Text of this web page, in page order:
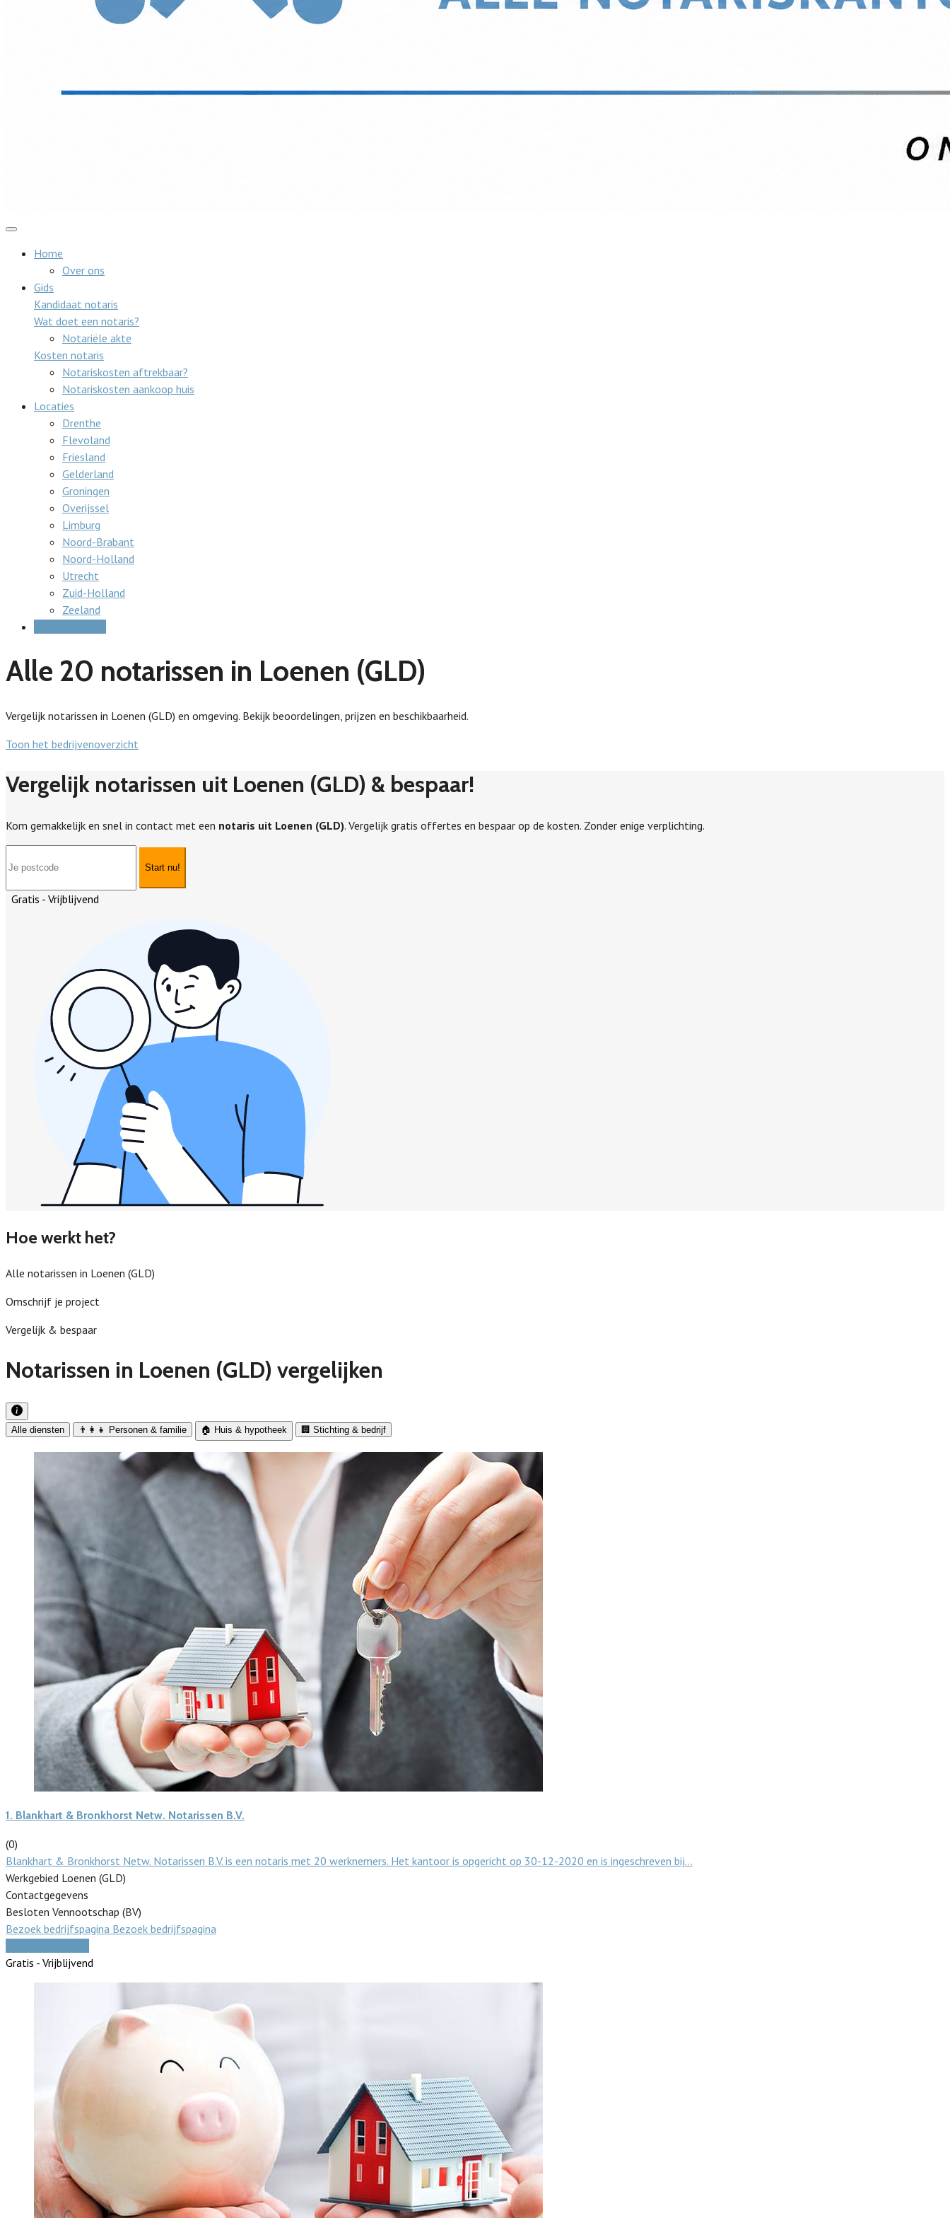
Home
Over ons
Gids
Kandidaat notaris
Wat doet een notaris?
Notariële akte
Kosten notaris
Notariskosten aftrekbaar?
Notariskosten aankoop huis
Locaties
Drenthe
Flevoland
Friesland
Gelderland
Groningen
Overijssel
Limburg
Noord-Brabant
Noord-Holland
Utrecht
Zuid-Holland
Zeeland
Alle 20 notarissen in Loenen (GLD)
Vergelijk notarissen in Loenen (GLD) en omgeving. Bekijk beoordelingen, prijzen en beschikbaarheid.
Toon het bedrijvenoverzicht
Vergelijk notarissen uit Loenen (GLD) & bespaar!
Kom gemakkelijk en snel in contact met een notaris uit Loenen (GLD). Vergelijk gratis offertes en bespaar op de kosten. Zonder enige verplichting.
Start nu!
Gratis - Vrijblijvend
Hoe werkt het?
Alle notarissen in Loenen (GLD)
Omschrijf je project
Vergelijk & bespaar
Notarissen in Loenen (GLD) vergelijken
Alle diensten 👨‍👩‍👧 Personen & familie 🏠 Huis & hypotheek 🏢 Stichting & bedrijf
1. Blankhart & Bronkhorst Netw. Notarissen B.V.
(0)
Blankhart & Bronkhorst Netw. Notarissen B.V. is een notaris met 20 werknemers. Het kantoor is opgericht op 30-12-2020 en is ingeschreven bij…
Werkgebied Loenen (GLD)
Contactgegevens
Besloten Vennootschap (BV)
Bezoek bedrijfspagina Bezoek bedrijfspagina
Gratis - Vrijblijvend